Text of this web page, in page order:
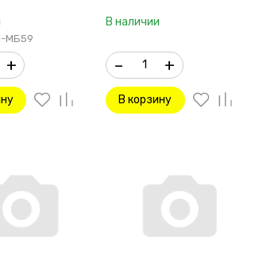
МБ59
+
В наличии
– +
В корзину